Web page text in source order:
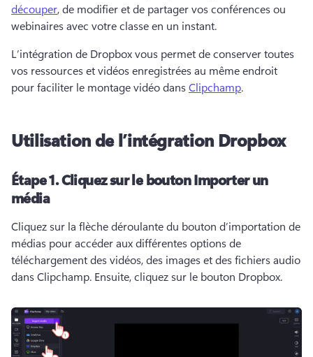
découper, de modifier et de partager vos conférences ou
webinaires avec votre classe en un instant.
L’intégration de Dropbox vous permet de conserver toutes
vos ressources et vidéos enregistrées au même endroit
pour faciliter le montage vidéo dans Clipchamp.
Utilisation de l’intégration Dropbox
Étape 1.Cliquez sur le bouton Importer un
média
Cliquez sur la flèche déroulante du bouton d’importation de
médias pour accéder aux différentes options de
téléchargement des vidéos, des images et des fichiers audio
dans Clipchamp. Ensuite, cliquez sur le bouton Dropbox.